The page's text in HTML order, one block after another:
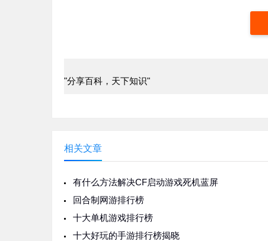
"分享百科，天下知识"
相关文章
有什么方法解决CF启动游戏死机蓝屏
回合制网游排行榜
十大单机游戏排行榜
十大好玩的手游排行榜揭晓